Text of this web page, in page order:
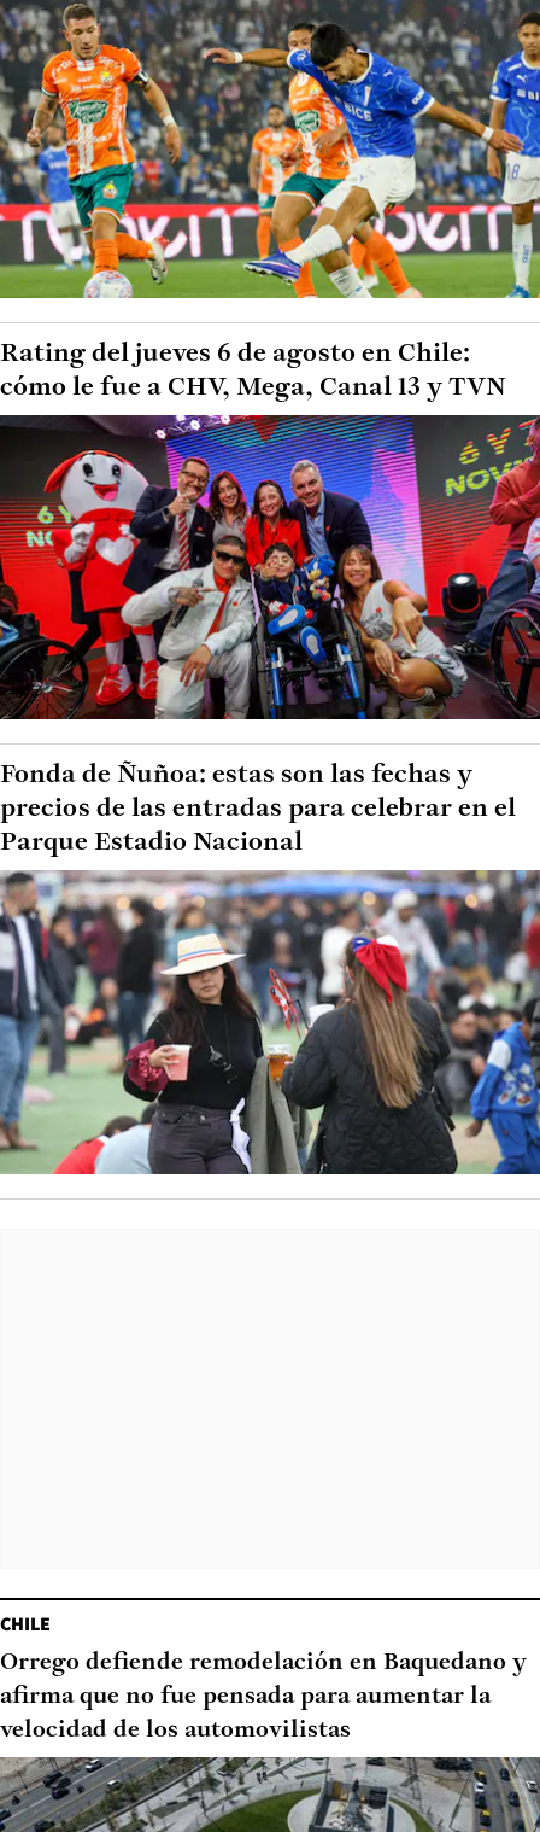
Rating del jueves 6 de agosto en Chile:
cómo le fue a CHV, Mega, Canal 13 y TVN
Fonda de Ñuñoa: estas son las fechas y
precios de las entradas para celebrar en el
Parque Estadio Nacional
CHILE
Orrego defiende remodelación en Baquedano y
afirma que no fue pensada para aumentar la
velocidad de los automovilistas